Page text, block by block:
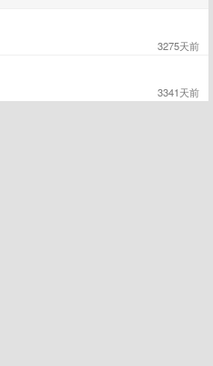
3275天前
3341天前